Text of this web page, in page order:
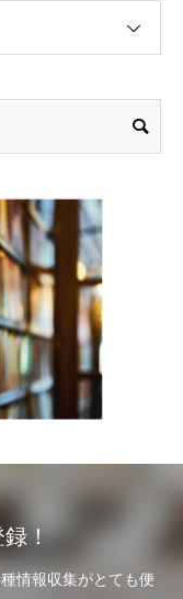
録！
情報収集がとても便